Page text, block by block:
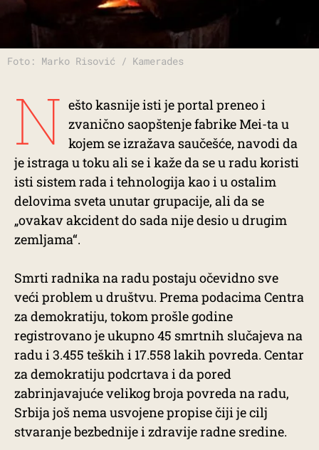
Foto: Marko Risović / Kamerades
N ešto kasnije isti je portal preneo i
zvanično saopštenje fabrike Mei-ta u
kojem se izražava saučešće, navodi da
je istraga u toku ali se i kaže da se u radu koristi
isti sistem rada i tehnologija kao i u ostalim
delovima sveta unutar grupacije, ali da se
„ovakav akcident do sada nije desio u drugim
zemljama“.
Smrti radnika na radu postaju očevidno sve
veći problem u društvu. Prema podacima Centra
za demokratiju, tokom prošle godine
registrovano je ukupno 45 smrtnih slučajeva na
radu i 3.455 teških i 17.558 lakih povreda. Centar
za demokratiju podcrtava i da pored
zabrinjavajuće velikog broja povreda na radu,
Srbija još nema usvojene propise čiji je cilj
stvaranje bezbednije i zdravije radne sredine.